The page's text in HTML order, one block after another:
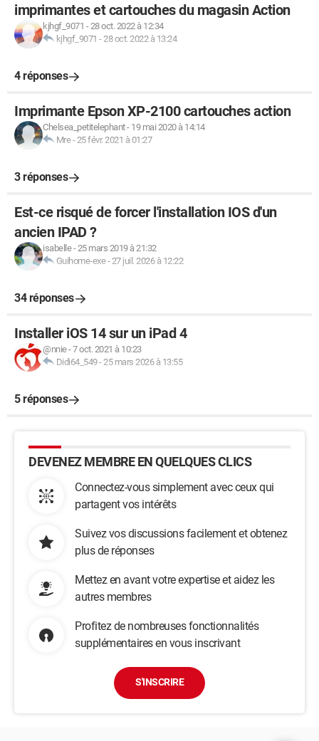
imprimantes et cartouches du magasin Action
kjhgf_9071 -28 oct. 2022 à 12:34
kjhgf_9071 -28 oct. 2022 à 13:24
4 réponses
Imprimante Epson XP-2100 cartouches action
Chelsea_petitelephant- 19 mai 2020 à 14:14
Mre-25 févr. 2021 à 01:27
3 réponses
Est-ce risqué de forcer l'installation IOS d'un
ancien IPAD ?
isabelle-25 mars 2019 à 21:32
Guihome-exe-27 juil. 2026 à 12:22
34 réponses
Installer iOS 14 sur un iPad 4
@nnie-7 oct. 2021 à 10:23
Didi64_549-25 mars 2026 à 13:55
5 réponses
DEVENEZ MEMBRE EN QUELQUES CLICS
Connectez-vous simplement avec ceux qui
partagent vos intérêts
Suivez vos discussions facilement et obtenez
plus de réponses
Mettez en avant votre expertise et aidez les
autres membres
Profitez de nombreuses fonctionnalités
supplémentaires en vous inscrivant
S'INSCRIRE